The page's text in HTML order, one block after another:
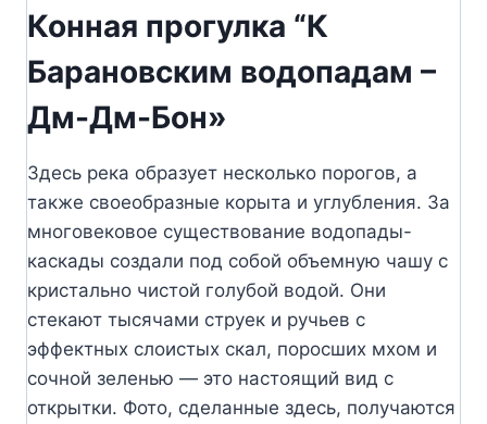
Конная прогулка “К
Барановским водопадам –
Дм-Дм-Бон»
Здесь река образует несколько порогов, а
также своеобразные корыта и углубления. За
многовековое существование водопады-
каскады создали под собой объемную чашу с
кристально чистой голубой водой. Они
стекают тысячами струек и ручьев с
эффектных слоистых скал, поросших мхом и
сочной зеленью — это настоящий вид с
открытки. Фото, сделанные здесь, получаются